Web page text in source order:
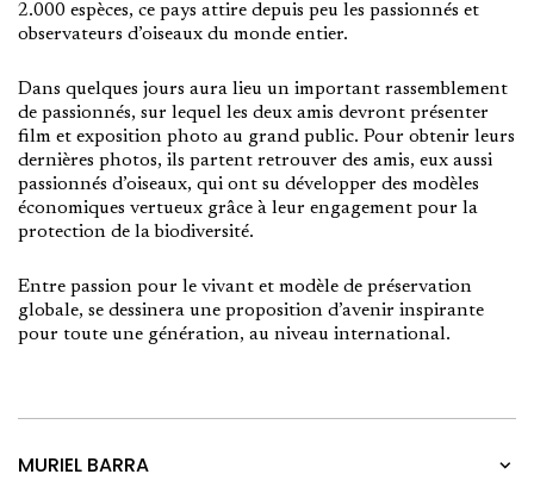
2.000 espèces, ce pays attire depuis peu les passionnés et
observateurs d’oiseaux du monde entier.
Dans quelques jours aura lieu un important rassemblement
de passionnés, sur lequel les deux amis devront présenter
film et exposition photo au grand public. Pour obtenir leurs
dernières photos, ils partent retrouver des amis, eux aussi
passionnés d’oiseaux, qui ont su développer des modèles
économiques vertueux grâce à leur engagement pour la
protection de la biodiversité.
Entre passion pour le vivant et modèle de préservation
globale, se dessinera une proposition d’avenir inspirante
pour toute une génération, au niveau international.
MURIEL BARRA